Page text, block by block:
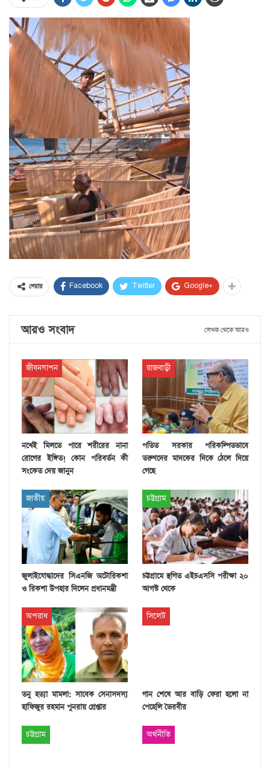
শেয়ার Facebook Twitter Google+
আরও সংবাদ লেখক থেকে আরও
জীবনযাপন
নখেই মিলতে পারে শরীরের নানা
রোগের ইঙ্গিত! কোন পরিবর্তন কী
সংকেত দেয় জানুন
রাজবাড়ী
পতিত সরকার পরিকল্পিতভাবে
তরুণদের মাদকের দিকে ঠেলে দিয়ে
গেছে
জাতীয়
জুলাইযোদ্ধাদের সিএনজি অটোরিকশা
ও রিকশা উপহার দিলেন প্রধানমন্ত্রী
চট্টগ্রাম
চট্টগ্রামে স্থগিত এইচএসসি পরীক্ষা ২০
আগস্ট থেকে
অপরাধ
তনু হত্যা মামলা: সাবেক সেনাসদস্য
হাফিজুর রহমান পুনরায় গ্রেপ্তার
সিলেট
গান শেষে আর বাড়ি ফেরা হলো না
পেহেলি ভৈরবীর
চট্টগ্রাম অর্থনীতি